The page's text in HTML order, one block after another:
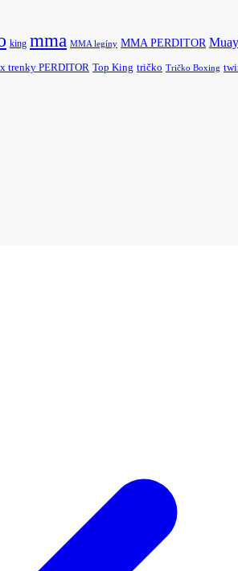
king mma MMA legíny MMA PERDITOR
trenky PERDITOR Top King tričko Tričko Boxing